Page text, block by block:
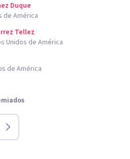
Duque
de América
Tellez
Unidos de América
de América